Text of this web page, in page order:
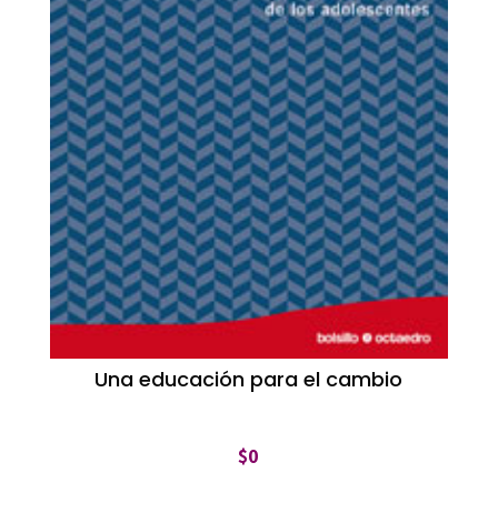
Una educación para el cambio
$0